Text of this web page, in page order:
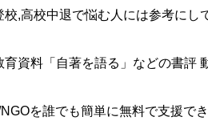
校,高校中退で悩む人には参考にし
育資料「自著を語る」などの書評
を誰でも簡単に無料で支援で